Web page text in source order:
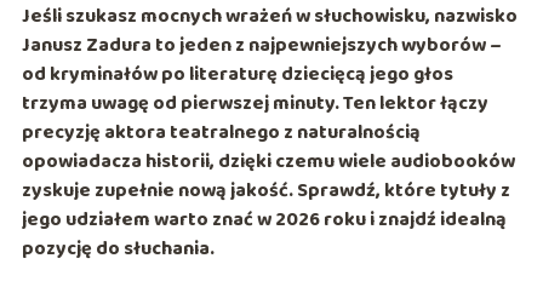
Jeśli szukasz mocnych wrażeń w słuchowisku, nazwisko
Janusz Zadura to jeden z najpewniejszych wyborów –
od kryminałów po literaturę dziecięcą jego głos
trzyma uwagę od pierwszej minuty. Ten lektor łączy
precyzję aktora teatralnego z naturalnością
opowiadacza historii, dzięki czemu wiele audiobooków
zyskuje zupełnie nową jakość. Sprawdź, które tytuły z
jego udziałem warto znać w 2026 roku i znajdź idealną
pozycję do słuchania.